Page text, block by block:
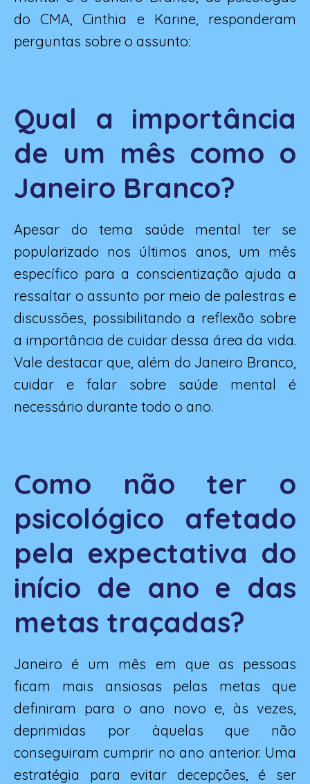
do CMA, Cinthia e Karine, responderam
perguntas sobre o assunto:
Qual a importância
de um mês como o
Janeiro Branco?
Apesar do tema saúde mental ter se
popularizado nos últimos anos, um mês
específico para a conscientização ajuda a
ressaltar o assunto por meio de palestras e
discussões, possibilitando a reflexão sobre
a importância de cuidar dessa área da vida.
Vale destacar que, além do Janeiro Branco,
cuidar e falar sobre saúde mental é
necessário durante todo o ano.
Como não ter o
psicológico afetado
pela expectativa do
início de ano e das
metas traçadas?
Janeiro é um mês em que as pessoas
ficam mais ansiosas pelas metas que
definiram para o ano novo e, às vezes,
deprimidas por àquelas que não
conseguiram cumprir no ano anterior. Uma
estratégia para evitar decepções, é ser